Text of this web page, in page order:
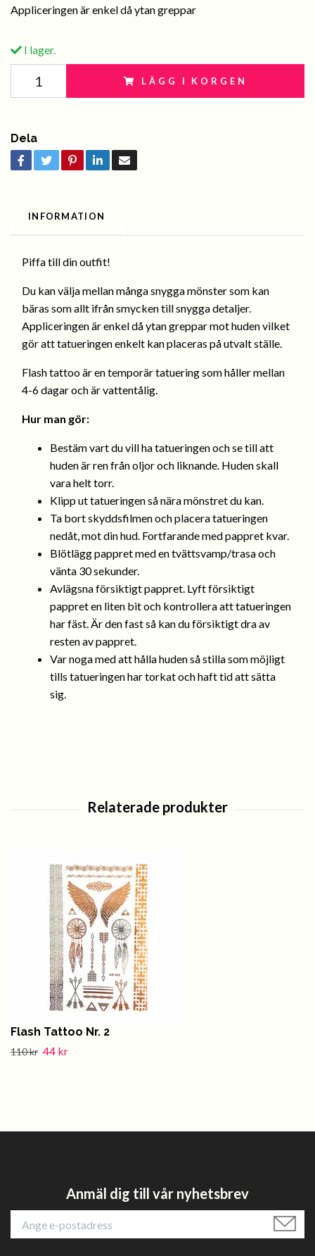
Appliceringen är enkel då ytan greppar
I lager.
LÄGG I KORGEN
Dela
INFORMATION
Piffa till din outfit!
Du kan välja mellan många snygga mönster som kan
bäras som allt ifrån smycken till snygga detaljer.
Appliceringen är enkel då ytan greppar mot huden vilket
gör att tatueringen enkelt kan placeras på utvalt ställe.
Flash tattoo är en temporär tatuering som håller mellan
4-6 dagar och är vattentålig.
Hur man gör:
Bestäm vart du vill ha tatueringen och se till att
huden är ren från oljor och liknande. Huden skall
vara helt torr.
Klipp ut tatueringen så nära mönstret du kan.
Ta bort skyddsfilmen och placera tatueringen
nedåt, mot din hud. Fortfarande med pappret kvar.
Blötlägg pappret med en tvättsvamp/trasa och
vänta 30 sekunder.
Avlägsna försiktigt pappret. Lyft försiktigt
pappret en liten bit och kontrollera att tatueringen
har fäst. Är den fast så kan du försiktigt dra av
resten av pappret.
Var noga med att hålla huden så stilla som möjligt
tills tatueringen har torkat och haft tid att sätta
sig.
Flash Tattoo Nr. 2
110 kr 44 kr
Anmäl dig till vår nyhetsbrev